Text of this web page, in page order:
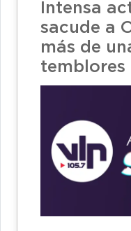
Intensa
sacude a
más de
temblores